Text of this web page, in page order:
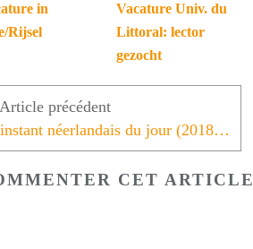
in
Rijsel
Vacature Univ. du
Littoral: lector
gezocht
L'instant néerlandais du jour (2018_11_16): de roman
CET ARTICLE